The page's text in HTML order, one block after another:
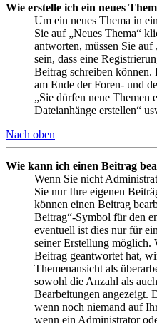
Wie erstelle ich ein neues
Um ein neues Thema in
Sie auf „Neues Thema“
antworten, müssen Sie
sein, dass eine
Beitrag schreiben
am Ende der Foren- und
„Sie dürfen neue Themen
Dateianhänge erstellen“
Nach oben
Wie kann ich einen Beitrag
Wenn Sie nicht
Sie nur Ihre eigenen
können einen Beitrag
Beitrag“-Symbol für den
eventuell ist dies nur für
seiner Erstellung möglich.
Beitrag geantwortet hat,
Themenansicht als
sowohl die Anzahl als
Bearbeitungen angezeigt.
wenn noch niemand auf
wenn ein Administrator